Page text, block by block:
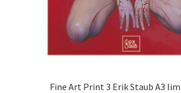
Fine Art Print 3 Erik Staub A3